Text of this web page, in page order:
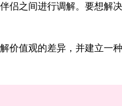
之间进行调解。要想解
值观的差异，并建立一